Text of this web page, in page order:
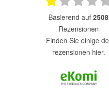
basierend auf 2508
Rezensionen
finden Sie einige der
rezensionen hier.